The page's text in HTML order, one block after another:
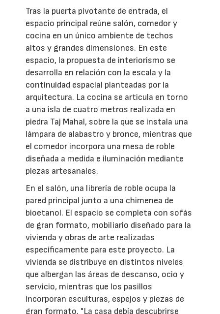
Tras la puerta pivotante de entrada, el
espacio principal reúne salón, comedor y
cocina en un único ambiente de techos
altos y grandes dimensiones. En este
espacio, la propuesta de interiorismo se
desarrolla en relación con la escala y la
continuidad espacial planteadas por la
arquitectura. La cocina se articula en torno
a una isla de cuatro metros realizada en
piedra Taj Mahal, sobre la que se instala una
lámpara de alabastro y bronce, mientras que
el comedor incorpora una mesa de roble
diseñada a medida e iluminación mediante
piezas artesanales.
En el salón, una librería de roble ocupa la
pared principal junto a una chimenea de
bioetanol. El espacio se completa con sofás
de gran formato, mobiliario diseñado para la
vivienda y obras de arte realizadas
específicamente para este proyecto. La
vivienda se distribuye en distintos niveles
que albergan las áreas de descanso, ocio y
servicio, mientras que los pasillos
incorporan esculturas, espejos y piezas de
gran formato. "La casa debía descubrirse